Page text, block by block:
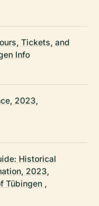
Tickets, and
Info
2023,
Historical
2023,
Tübingen ,